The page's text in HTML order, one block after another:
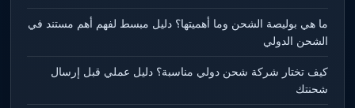
ما هي بوليصة الشحن وما أهميتها؟ دليل مبسط لفهم أهم مستند في
الشحن الدولي
كيف تختار شركة شحن دولي مناسبة؟ دليل عملي قبل إرسال
شحنتك